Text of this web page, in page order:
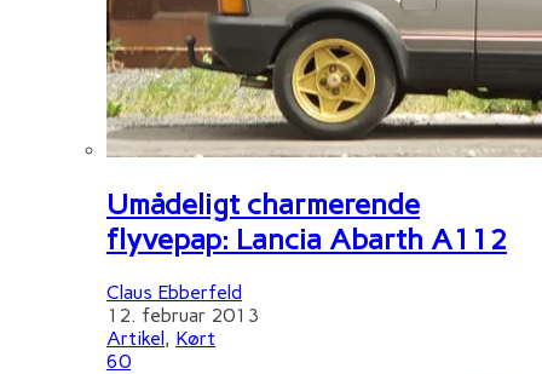
Umådeligt charmerende
flyvepap: Lancia Abarth A112
Claus Ebberfeld
12. februar 2013
Artikel, Kørt
60